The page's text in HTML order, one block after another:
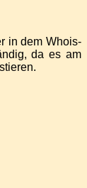
in dem Whois-
da es am